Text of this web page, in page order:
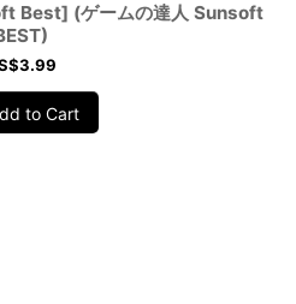
Best] (ゲームの達人 Sunsoft
3.99
to Cart